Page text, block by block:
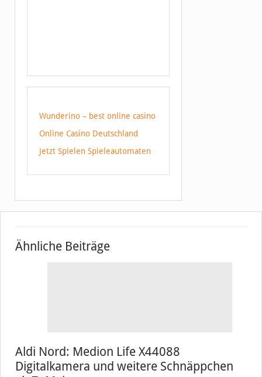
Wunderino – best online casino
Online Casino Deutschland
Jetzt Spielen Spieleautomaten
Ähnliche Beiträge
Aldi Nord: Medion Life X44088
Digitalkamera und weitere Schnäppchen